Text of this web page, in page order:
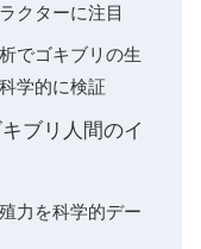
クターに注目
でゴキブリの生
学的に検証
ブリ人間のイ
力を科学的デー